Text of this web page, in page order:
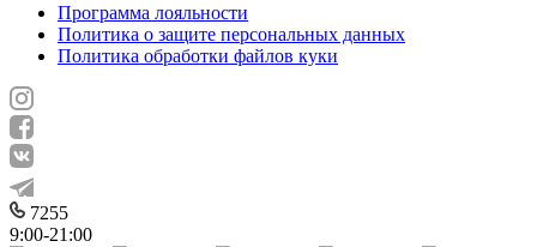
Программа лояльности
Политика о защите персональных данных
Политика обработки файлов куки
7255
9:00-21:00